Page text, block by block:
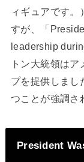
ィギュアです。
すが、「
leadership
トン大統領は
プを提供しまし
つことが強調さ
President